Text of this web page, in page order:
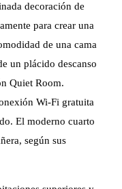
decoración de
para crear una
de una cama
un plácido descanso
Quiet Room.
Wi-Fi gratuita
El moderno cuarto
según sus